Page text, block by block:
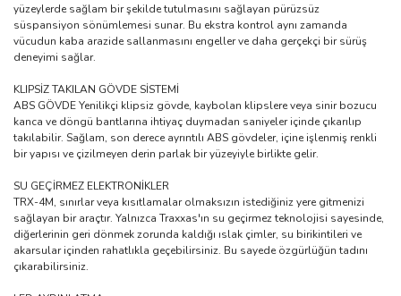
yüzeylerde sağlam bir şekilde tutulmasını sağlayan pürüzsüz
süspansiyon sönümlemesi sunar. Bu ekstra kontrol aynı zamanda
vücudun kaba arazide sallanmasını engeller ve daha gerçekçi bir sürüş
deneyimi sağlar.
KLIPSİZ TAKILAN GÖVDE SİSTEMİ
ABS GÖVDE Yenilikçi klipsiz gövde, kaybolan klipslere veya sinir bozucu
kanca ve döngü bantlarına ihtiyaç duymadan saniyeler içinde çıkarılıp
takılabilir. Sağlam, son derece ayrıntılı ABS gövdeler, içine işlenmiş renkli
bir yapısı ve çizilmeyen derin parlak bir yüzeyiyle birlikte gelir.
SU GEÇİRMEZ ELEKTRONİKLER
TRX-4M, sınırlar veya kısıtlamalar olmaksızın istediğiniz yere gitmenizi
sağlayan bir araçtır. Yalnızca Traxxas'ın su geçirmez teknolojisi sayesinde,
diğerlerinin geri dönmek zorunda kaldığı ıslak çimler, su birikintileri ve
akarsular içinden rahatlıkla geçebilirsiniz. Bu sayede özgürlüğün tadını
çıkarabilirsiniz.